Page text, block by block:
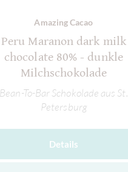
Amazing Cacao
Peru Maranon dark milk
chocolate 80% - dunkle
Milchschokolade
Bean-To-Bar Schokolade aus St.
Petersburg
Details